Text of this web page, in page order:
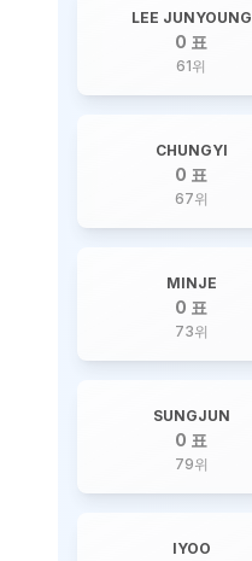
LEE JUNYOUNG
0 표
61위
CHUNGYI
0 표
67위
MINJE
0 표
73위
SUNGJUN
0 표
79위
IYOO